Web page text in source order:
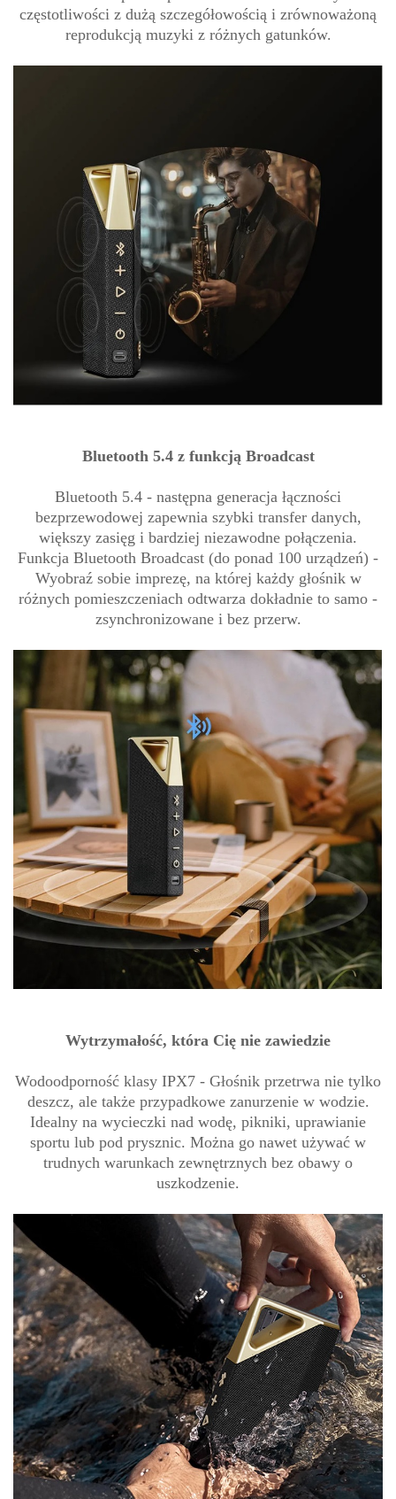
częstotliwości z dużą szczegółowością i zrównoważoną
reprodukcją muzyki z różnych gatunków.
Bluetooth 5.4 z funkcją Broadcast
Bluetooth 5.4 - następna generacja łączności
bezprzewodowej zapewnia szybki transfer danych,
większy zasięg i bardziej niezawodne połączenia.
Funkcja Bluetooth Broadcast (do ponad 100 urządzeń) -
Wyobraź sobie imprezę, na której każdy głośnik w
różnych pomieszczeniach odtwarza dokładnie to samo -
zsynchronizowane i bez przerw.
Wytrzymałość, która Cię nie zawiedzie
Wodoodporność klasy IPX7 - Głośnik przetrwa nie tylko
deszcz, ale także przypadkowe zanurzenie w wodzie.
Idealny na wycieczki nad wodę, pikniki, uprawianie
sportu lub pod prysznic. Można go nawet używać w
trudnych warunkach zewnętrznych bez obawy o
uszkodzenie.